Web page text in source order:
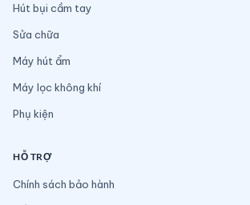
Hút bụi cầm tay
Sửa chữa
Máy hút ẩm
Máy lọc không khí
Phụ kiện
HỖ TRỢ
Chính sách bảo hành